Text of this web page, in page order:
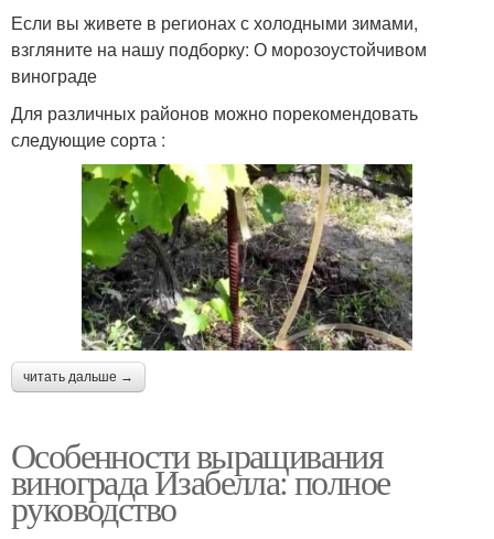
Если вы живете в регионах с холодными зимами,
взгляните на нашу подборку: О морозоустойчивом
винограде
Для различных районов можно порекомендовать
следующие сорта :
читать дальше →
Особенности выращивания
винограда Изабелла: полное
руководство